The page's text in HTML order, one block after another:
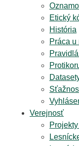
Etický
História
Práca u
Verejnosť